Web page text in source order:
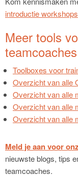
introductie workshops
Meer tools
teamcoaches
Toolboxes voor
Overzicht van alle
Overzicht van alle
Overzicht van alle
Overzicht van alle
Meld je aan voor
nieuwste blogs, tips
teamcoaches.